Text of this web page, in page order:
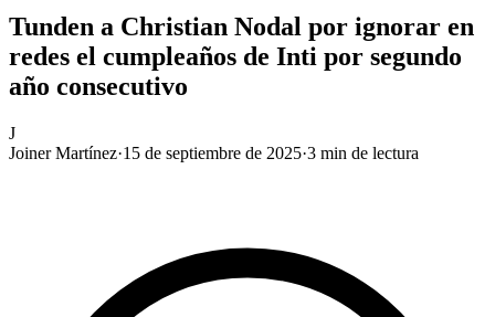
Tunden a Christian Nodal por ignorar en
redes el cumpleaños de Inti por segundo
año consecutivo
J
Joiner Martínez·15 de septiembre de 2025·3 min de lectura